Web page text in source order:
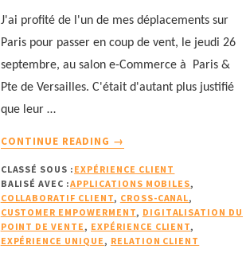
J'ai profité de l'un de mes déplacements sur
Paris pour passer en coup de vent, le jeudi 26
septembre, au salon e-Commerce à Paris &
Pte de Versailles. C'était d'autant plus justifié
que leur …
CONTINUE READING
EMPOWERMENT
ET
CROSS-
CANALITÉ
:
→
CLASSÉ SOUS : EXPÉRIENCE CLIENT
BALISÉ AVEC :APPLICATIONS MOBILES,
COLLABORATIF CLIENT, CROSS-CANAL,
CUSTOMER EMPOWERMENT, DIGITALISATION DU
POINT DE VENTE, EXPÉRIENCE CLIENT,
EXPÉRIENCE UNIQUE, RELATION CLIENT